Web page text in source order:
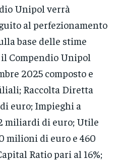
Unipol verrà
al perfezionamento
base delle stime
Compendio Unipol
2025 composto e
Raccolta Diretta
euro; Impieghi a
miliardi di euro; Utile
milioni di euro e 460
Ratio pari al 16%;